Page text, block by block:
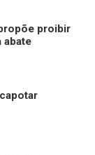
proibir
abate